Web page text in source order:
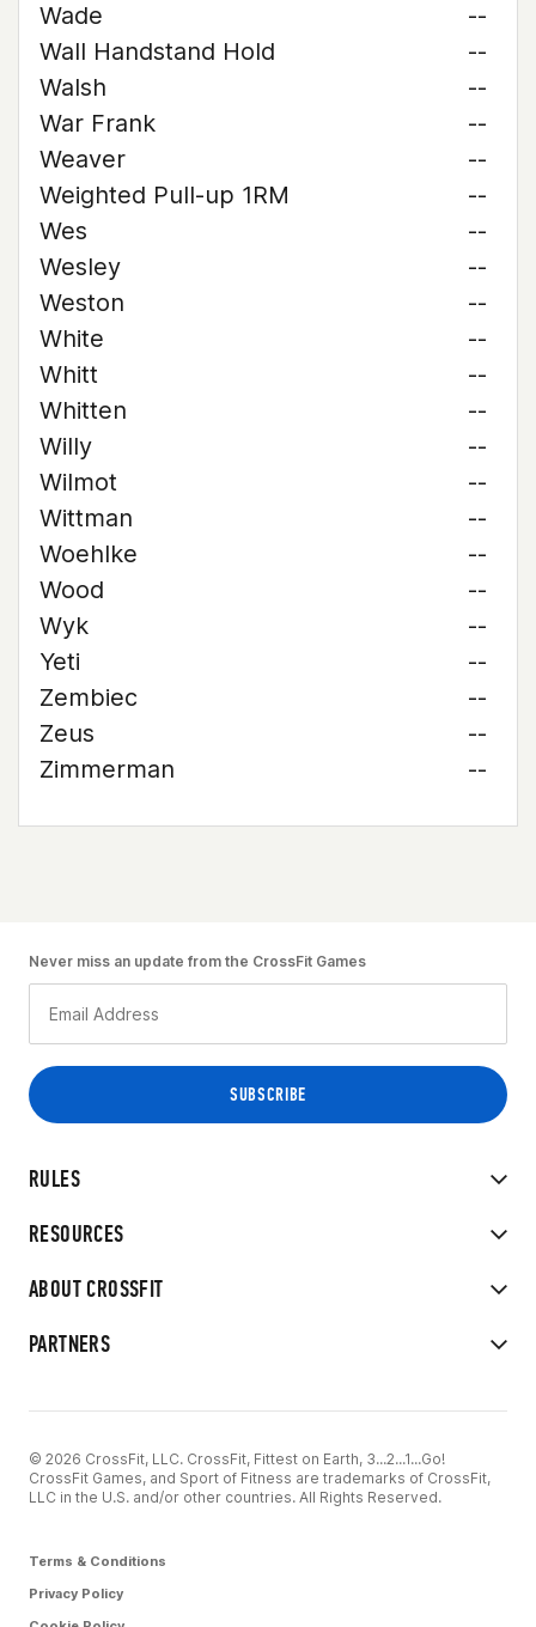
Wade
--
Wall Handstand Hold
--
Walsh
--
War Frank
--
Weaver
--
Weighted Pull-up 1RM
--
Wes
--
Wesley
--
Weston
--
White
--
Whitt
--
Whitten
--
Willy
--
Wilmot
--
Wittman
--
Woehlke
--
Wood
--
Wyk
--
Yeti
--
Zembiec
--
Zeus
--
Zimmerman
--
RULES
RESOURCES
ABOUT CROSSFIT
PARTNERS
Never miss an update from the CrossFit Games
© 2026 CrossFit, LLC. CrossFit, Fittest on Earth, 3...2...1...Go!
CrossFit Games, and Sport of Fitness are trademarks of CrossFit,
LLC in the U.S. and/or other countries. All Rights Reserved.
Terms & Conditions
Privacy Policy